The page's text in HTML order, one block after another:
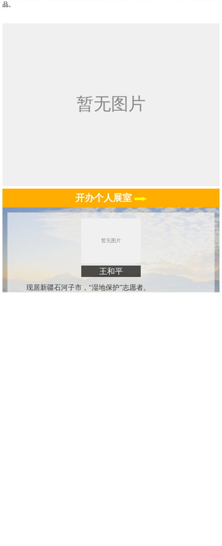
品。
开办个人展室
王和平
现居新疆石河子市，“湿地保护”志愿者。